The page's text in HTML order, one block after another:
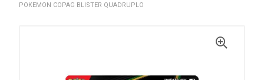
POKEMON COPAG BLISTER QUADRUPLO